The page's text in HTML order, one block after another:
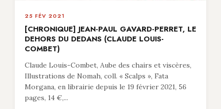
25 FÉV 2021
[CHRONIQUE] JEAN-PAUL GAVARD-PERRET, LE
DEHORS DU DEDANS (CLAUDE LOUIS-
COMBET)
Claude Louis-Combet, Aube des chairs et viscères,
Illustrations de Nomah, coll. « Scalps », Fata
Morgana, en librairie depuis le 19 février 2021, 56
pages, 14 €,...